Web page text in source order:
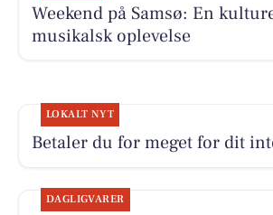
Weekend på Samsø: En
musikalsk oplevelse
LOKALT NYT
Betaler du for meget for dit
DAGLIGVARER